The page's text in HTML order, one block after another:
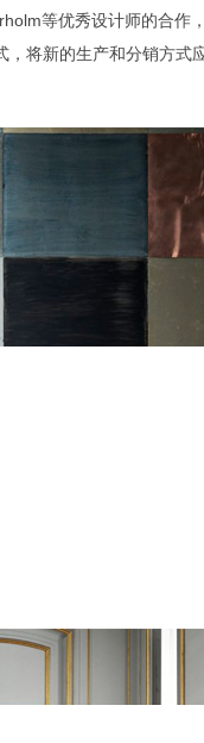
等优秀设计师的合作
将新的生产和分销方式